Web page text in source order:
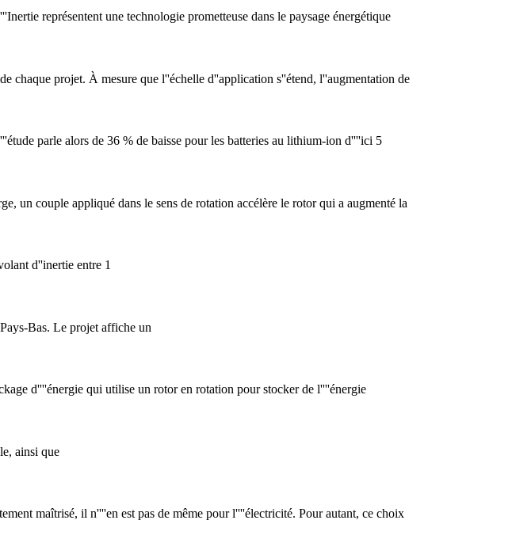
représentent une technologie prometteuse dans le paysage énergétique
chaque projet. À mesure que l''échelle d''application s''étend, l''augmentation de
parle alors de 36 % de baisse pour les batteries au lithium-ion d''''ici 5
un couple appliqué dans le sens de rotation accélère le rotor qui a augmenté la
d''inertie entre 1
Bas. Le projet affiche un
d''''énergie qui utilise un rotor en rotation pour stocker de l''''énergie
ainsi que
maîtrisé, il n''''en est pas de même pour l''''électricité. Pour autant, ce choix